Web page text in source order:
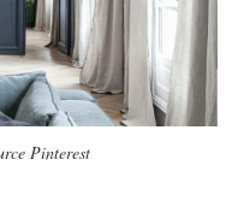
Pinterest